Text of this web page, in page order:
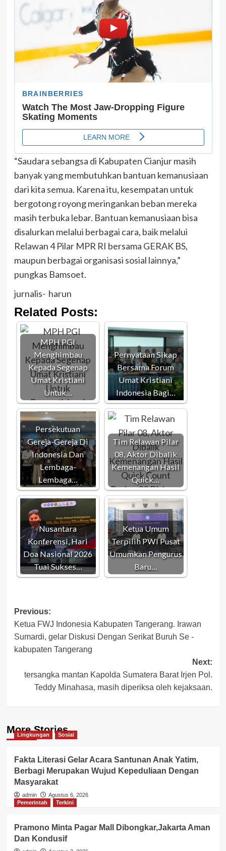
“Saudara sebangsa di Kabupaten Cianjur masih
banyak yang membutuhkan bantuan kemanusiaan
dari kita semua. Karena itu, kesempatan untuk
bergotong royong meringankan beban mereka
masih terbuka lebar. Bantuan kemanusiaan bisa
disalurkan melalui berbagai cara, baik melalui
Relawan 4 Pilar MPR RI bersama GERAK BS,
maupun berbagai organisasi sosial lainnya,”
pungkas Bamsoet.
jurnalis- harun
Related Posts:
MPH PGI
Menghimbau
Kepada Segenap
Umat Kristiani
Untuk…
Pernyataan Sikap
Bersama Forum
Umat Kristiani
Indonesia Bagi…
Persekutuan
Gereja-Gereja Di
Indonesia Dan
Lembaga-
Lembaga…
Tim Relawan Pilar
08, Aktor Dibalik
Kemenangan Hasil
Quick…
Nusantara
Konferensi, Hari
Doa Nasional 2026
Tuai Sukses…
Ketua Umum
Terpilih PWI Pusat
Umumkan Pengurus
Baru…
Post
navigation
Previous:
Ketua FWJ Indonesia Kabupaten Tangerang. Irawan
Sumardi, gelar Diskusi Dengan Serikat Buruh Se -
kabupaten Tangerang
Next:
tersangka mantan Kapolda Sumatera Barat Irjen Pol.
Teddy Minahasa, masih diperiksa oleh kejaksaan.
More Stories
Lingkungan Sosial
Fakta Literasi Gelar Acara Santunan Anak Yatim,
Berbagi Merupakan Wujud Kepeduliaan Dengan
Masyarakat
admin
Agustus 6, 2026
Pemerintah
Terkini
Pramono Minta Pagar Mall Dibongkar,Jakarta Aman
Dan Kondusif